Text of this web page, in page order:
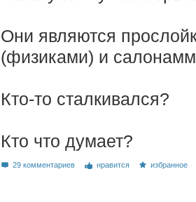
Они являются
(физиками) и
Кто-то сталкивался?
Кто что думает?
29 комментариев нравится избранное